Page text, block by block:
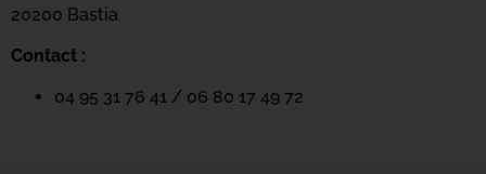
20200 Bastia
Contact :
04 95 31 76 41 / 06 80 17 49 72